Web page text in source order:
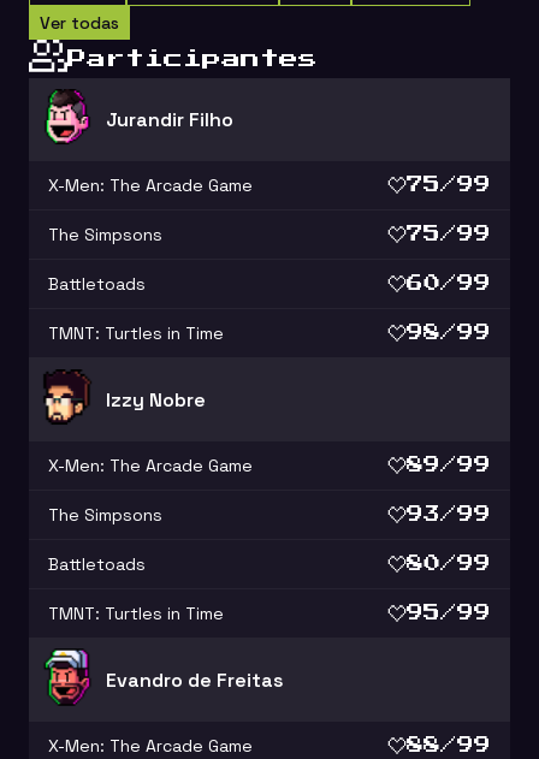
Ver todas
Participantes
Jurandir Filho
X-Men: The Arcade Game 75/99
The Simpsons 75/99
Battletoads 60/99
TMNT: Turtles in Time 98/99
Izzy Nobre
X-Men: The Arcade Game 89/99
The Simpsons 93/99
Battletoads 80/99
TMNT: Turtles in Time 95/99
Evandro de Freitas
X-Men: The Arcade Game 88/99